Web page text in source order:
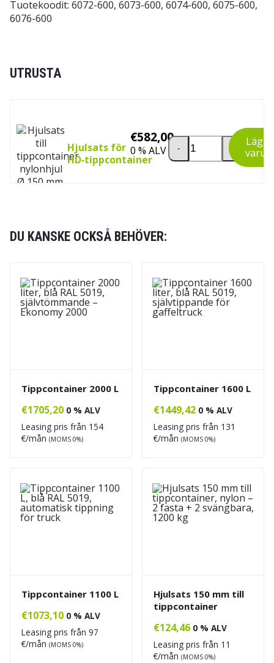
Tuotekoodit: 6072-600, 6073-600, 6074-600, 6075-600,
6076-600
UTRUSTA
Hjulsats för
HD‑tippcontainer
€582,00
0 % ALV
Hjulsats för
-
Lägg
DU KANSKE OCKSÅ BEHÖVER:
Tippcontainer 2000 L
€1705,20 0 % ALV
Leasing pris från 154
€/mån (MOMS 0%)
Tippcontainer 1600 L
€1449,42 0 % ALV
Leasing pris från 131
€/mån (MOMS 0%)
Tippcontainer 1100 L
€1073,10 0 % ALV
Leasing pris från 97
€/mån (MOMS 0%)
Hjulsats 150 mm till
tippcontainer
€124,46 0 % ALV
Leasing pris från 11
€/mån (MOMS 0%)